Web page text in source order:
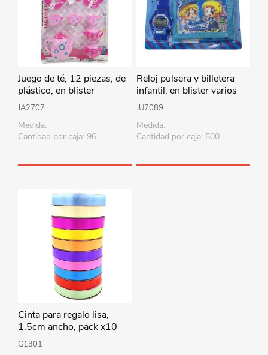
Juego de té, 12 piezas, de
plástico, en blister
JA2707
Medida:
Cantidad por caja: 96
Reloj pulsera y billetera
infantil, en blister varios
colores
JU7089
Medida:
Cantidad por caja: 500
Cinta para regalo lisa,
1.5cm ancho, pack x10
rollos de varios colores
G1301